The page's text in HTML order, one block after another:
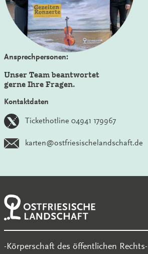
Ansprechpersonen:
Unser Team beantwortet
gerne Ihre Fragen.
Kontaktdaten
Tickethotline 04941 179967
karten@ostfriesischelandschaft.de
-Körperschaft des öffentlichen Rechts-